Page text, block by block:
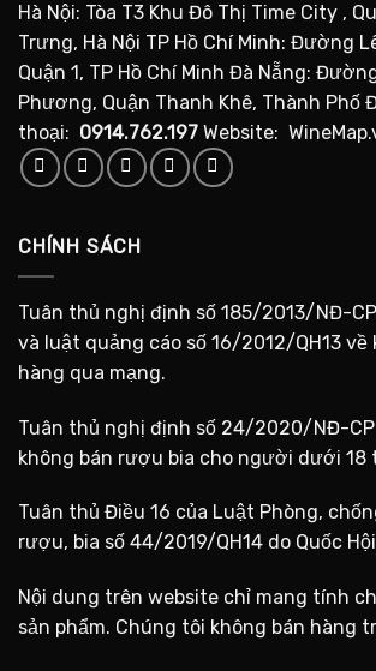
Hà Nội: Tòa T3 Khu Đô Thị Time City ,
Trưng, Hà Nội TP Hồ Chí Minh: Đường
Quận 1, TP Hồ Chí Minh Đà Nẵng:
Phương, Quận Thanh Khê, Thành Phố
thoại: 0914.762.197 Website:
CHÍNH SÁCH
Tuân thủ nghị định số 185/2013/NĐ-
và luật quảng cáo số 16/2012/QH13 về
hàng qua mạng.
Tuân thủ nghị định số 24/2020/NĐ-CP
không bán rượu bia cho người dưới 18
Tuân thủ Điều 16 của Luật Phòng,
rượu, bia số 44/2019/QH14 do Quốc
Nội dung trên website chỉ mang tính
sản phẩm. Chúng tôi không bán hàng